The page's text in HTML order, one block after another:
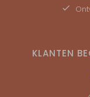
KLANTEN